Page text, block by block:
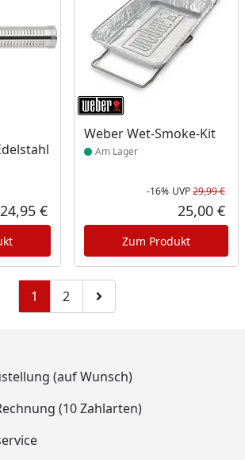
Aktueller Preis
24,95 €
Weber Wet-Smoke-Kit
Produkt am Lager
Am Lager
-16% UVP29,99 €
25,00 €
Zum Produkt
1 Zu Seite 2
2 Zur nächsten Seite
(auf Wunsch)
(10 Zahlarten)